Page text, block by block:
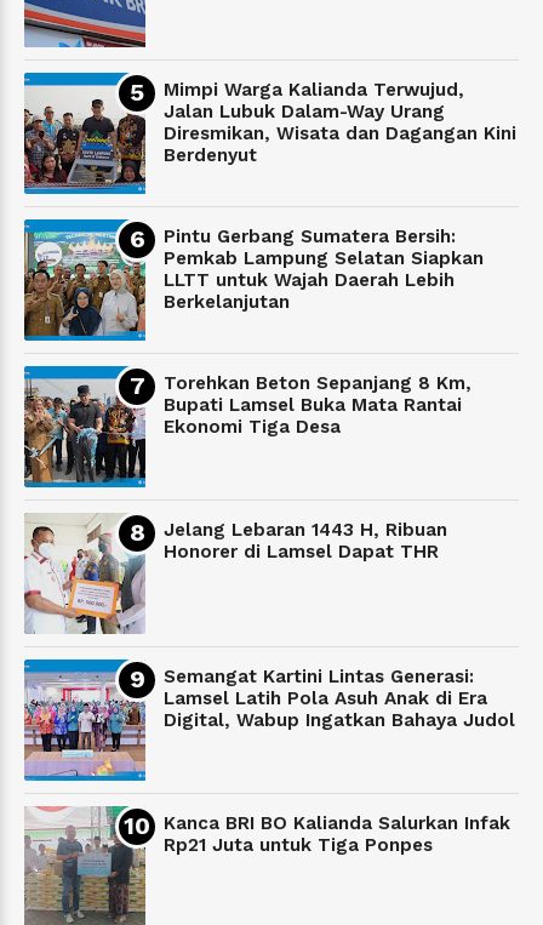
Mimpi Warga Kalianda Terwujud,
Jalan Lubuk Dalam-Way Urang
Diresmikan, Wisata dan Dagangan Kini
Berdenyut
Pintu Gerbang Sumatera Bersih:
Pemkab Lampung Selatan Siapkan
LLTT untuk Wajah Daerah Lebih
Berkelanjutan
Torehkan Beton Sepanjang 8 Km,
Bupati Lamsel Buka Mata Rantai
Ekonomi Tiga Desa
Jelang Lebaran 1443 H, Ribuan
Honorer di Lamsel Dapat THR
Semangat Kartini Lintas Generasi:
Lamsel Latih Pola Asuh Anak di Era
Digital, Wabup Ingatkan Bahaya Judol
Kanca BRI BO Kalianda Salurkan Infak
Rp21 Juta untuk Tiga Ponpes